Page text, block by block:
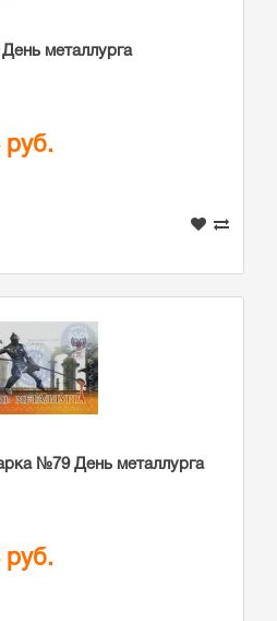
металлурга
руб.
№79 День металлурга
руб.